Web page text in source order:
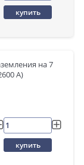
купить
на 7
А)
купить